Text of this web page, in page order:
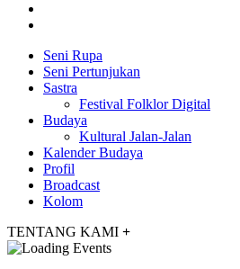
Seni Rupa
Seni Pertunjukan
Sastra
Festival Folklor Digital
Budaya
Kultural Jalan-Jalan
Kalender Budaya
Profil
Broadcast
Kolom
TENTANG KAMI +